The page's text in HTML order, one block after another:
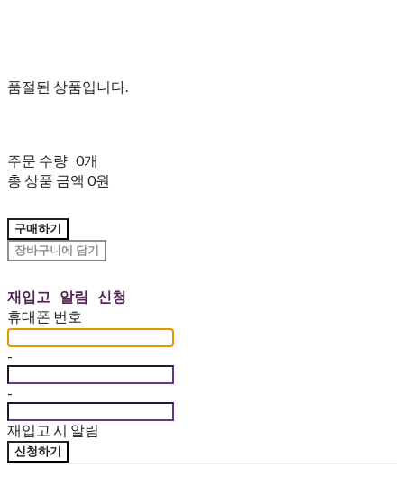
품절된 상품입니다.
주문 수량 0개
총 상품 금액 0원
구매하기
장바구니에 담기
재입고 알림 신청
휴대폰 번호
-
-
재입고 시 알림
신청하기